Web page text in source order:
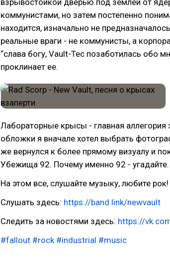
взрывостойкой дверью под землей от
коммунистами, но затем постепенно
находится, изначально не
реальные враги - не коммунисты, а
“слава богу, Vault-Tec позаботилась обо
проклинает ее.
Лабораторные крысы - главная аллегория
обложки я вначале хотел выбрать
же вернулся к более прямому визуалу и
Убежища 92. Почему именно 92 - угадайте.
На этом все, слушайте музыку, любите рок!
Слушать здесь: https://band.link/newvault
Следить за новостями здесь: https://
#fallout #rock #industrial #music